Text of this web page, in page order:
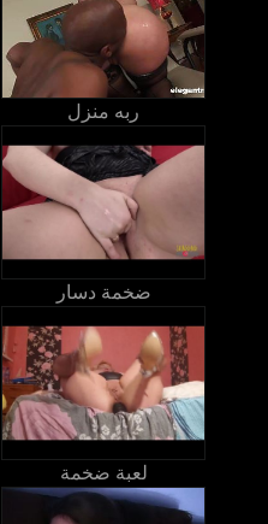
ربه منزل
ضخمة دسار
لعبة ضخمة